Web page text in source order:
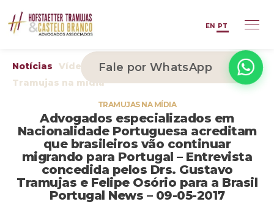
EN PT
Fale por WhatsApp
Notícias Vídeos Arquivos
Publicações
Tramujas na mídia
TRAMUJAS NA MÍDIA
Advogados especializados em
Nacionalidade Portuguesa acreditam
que brasileiros vão continuar
migrando para Portugal – Entrevista
concedida pelos Drs. Gustavo
Tramujas e Felipe Osório para a Brasil
Portugal News – 09-05-2017